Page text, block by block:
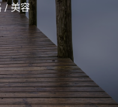
美容